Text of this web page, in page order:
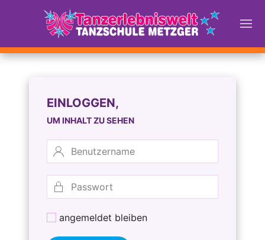
EINLOGGEN,
UM INHALT ZU SEHEN
angemeldet bleiben